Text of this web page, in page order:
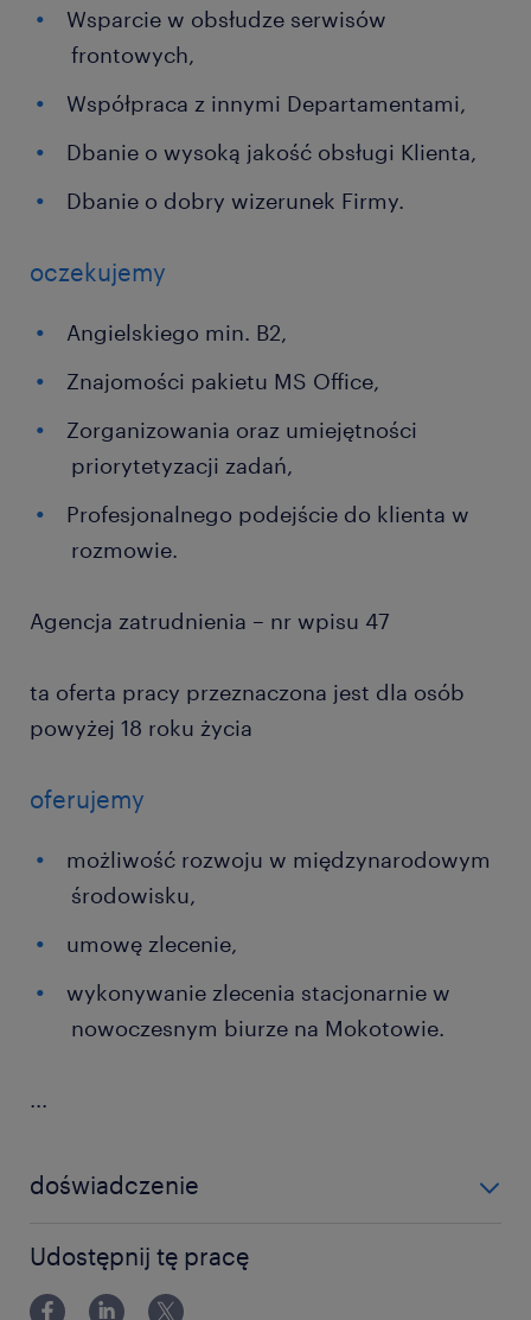
Wsparcie w obsłudze serwisów
frontowych,
Współpraca z innymi Departamentami,
Dbanie o wysoką jakość obsługi Klienta,
Dbanie o dobry wizerunek Firmy.
oczekujemy
Angielskiego min. B2,
Znajomości pakietu MS Office,
Zorganizowania oraz umiejętności
priorytetyzacji zadań,
Profesjonalnego podejście do klienta w
rozmowie.
Agencja zatrudnienia – nr wpisu 47
ta oferta pracy przeznaczona jest dla osób
powyżej 18 roku życia
oferujemy
możliwość rozwoju w międzynarodowym
środowisku,
umowę zlecenie,
wykonywanie zlecenia stacjonarnie w
nowoczesnym biurze na Mokotowie.
...
doświadczenie
Udostępnij tę pracę